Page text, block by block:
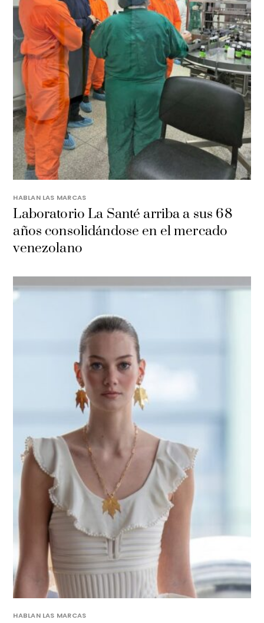
HABLAN LAS MARCAS
Laboratorio La Santé arriba a sus 68
años consolidándose en el mercado
venezolano
HABLAN LAS MARCAS